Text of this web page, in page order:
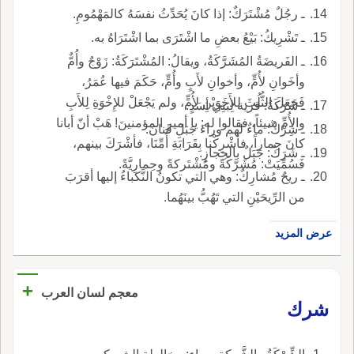
ـ رجُلٌ مُشْتَرَكٌ: إذا كانَ يُحَدِّثُ نفسَهُ كالمَهْمُومِ.
ـ تَشْرِيكُ: بَيْعُ بعضِ ما اشْتَرَى بما اشْتَرَاهُ به.
ـ الفَريضَةُ المُشَرَّكَةُ، ويقالُ: المُشْتَرَكَةُ: زَوْجٌ وأُمٌّ
وأخَوانِ لأُمٍّ، وأخوانِ لأَبٍ وأُمٍّ، حَكَمَ فيها عُمَرُ،
فَجَعَلَ الثُّلُثَ للأَخَوَيْنِ لأُمٍّ، ولم يَجْعَلْ للإِخْوَةِ لِلأَبِ
والأُمِّ شيئاً، فقالوا له: يا أمير المؤمنينَ! هَبْ أنّ أبانا
كانَ حِماراً، فأشْرِكْنا بِقَرَابَةِ أُمِّنَا، فأشْرَكَ بينهم،
فَسُمِّيَتْ: مُشَرَّكَةً ومُشْتَركةً وحِمارِيَّةً.
ـ شَرَكَةُ: قرية لِبَنِي أسَدٍ.
ـ شِرْكٌ: ماءٌ لهم وراءَ جَبَلِ قَنانَ.
ـ شَرَكُ: جَبَلٌ بالحِجازِ.
ـ ريحٌ مُشارِكٌ: وهي التي تكونُ النَّكباءُ إليها أقرَبَ
من الرِّيحَيْنِ التي تَهُبُّ بينَهُما.
عرض المزيد
معجم لسان العرب
+
شرك